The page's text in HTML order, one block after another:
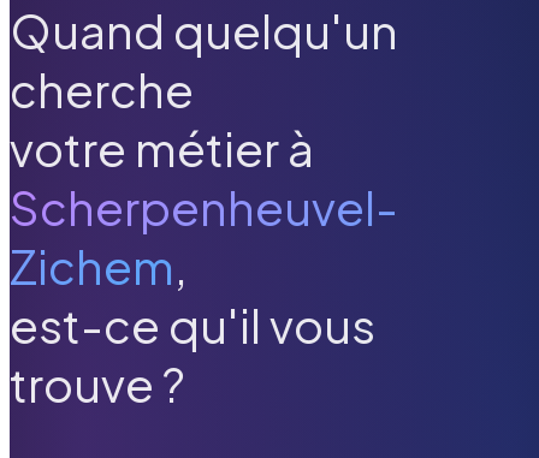
Quand quelqu'un
cherche
votre métier à
Scherpenheuvel-
Zichem,
est-ce qu'il vous
trouve ?